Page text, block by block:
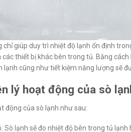
chỉ giúp duy trì nhiệt độ lạnh ổn định
các thiết bị khác bên trong tủ. Bằng
lạnh cũng như tiết kiệm năng lượng sẽ
lý hoạt động của sò
động của sò lạnh như sau:
Sò lạnh sẽ đo nhiệt độ bên trong tủ